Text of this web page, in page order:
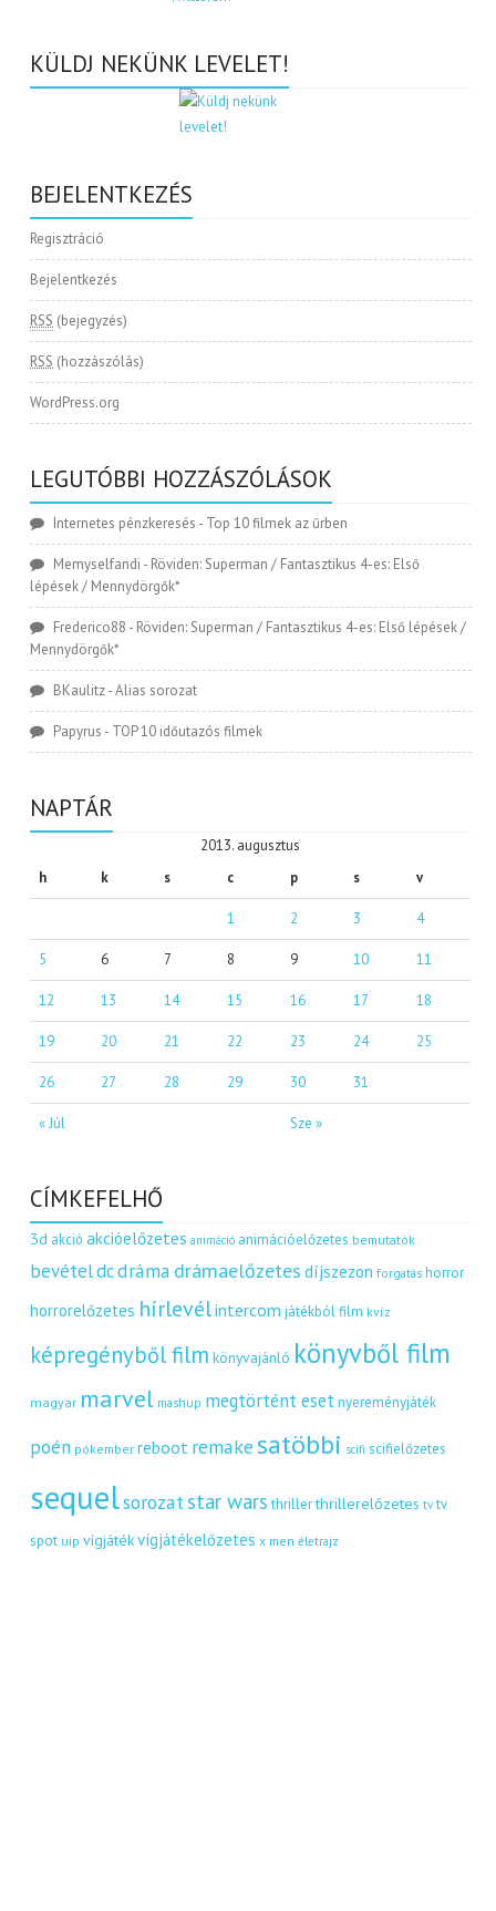
KÜLDJ NEKÜNK LEVELET!
BEJELENTKEZÉS
Regisztráció
Bejelentkezés
RSS (bejegyzés)
RSS (hozzászólás)
WordPress.org
LEGUTÓBBI HOZZÁSZÓLÁSOK
Internetes pénzkeresés - Top 10 filmek az űrben
Memyselfandi - Röviden: Superman / Fantasztikus 4-es: Első
lépések / Mennydörgők*
Frederico88 - Röviden: Superman / Fantasztikus 4-es: Első lépések /
Mennydörgők*
BKaulitz-Alias sorozat
Papyrus - TOP 10 időutazós filmek
NAPTÁR
2013. augusztus
h
k s c p s v
« Júl Sze »
1 2 3 4
5 6 7 8 9 10 11
12 13 14 15 16 17 18
19 20 21 22 23 24 25
26 27 28 29 30 31
CÍMKEFELHŐ
3d akció akcióelőzetes animáció animációelőzetes bemutatók
bevételdcdráma drámaelőzetes díjszezon forgatás horror
horrorelőzetes hírlevélintercom játékból film kvíz
képregényből film könyvajánló könyvből film
magyar marvel mashup megtörtént eset nyereményjáték
poén pókember reboot remakesatöbbi scifi scifielőzetes
sequelsorozatstar wars thriller thrillerelőzetes tv tv
spot uip vígjátékvígjátékelőzetes x men életrajz